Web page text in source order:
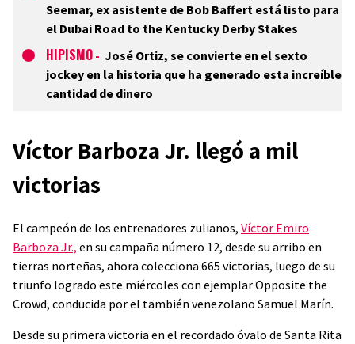
Seemar, ex asistente de Bob Baffert está listo para
el Dubai Road to the Kentucky Derby Stakes
HIPISMO - José Ortiz, se convierte en el sexto
jockey en la historia que ha generado esta increíble
cantidad de dinero
Víctor Barboza Jr. llegó a mil
victorias
El campeón de los entrenadores zulianos, Víctor Emiro
Barboza Jr., en su campaña número 12, desde su arribo en
tierras norteñas, ahora colecciona 665 victorias, luego de su
triunfo logrado este miércoles con ejemplar Opposite the
Crowd, conducida por el también venezolano Samuel Marín.
Desde su primera victoria en el recordado óvalo de Santa Rita